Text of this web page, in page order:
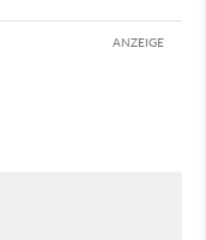
ANZEIGE